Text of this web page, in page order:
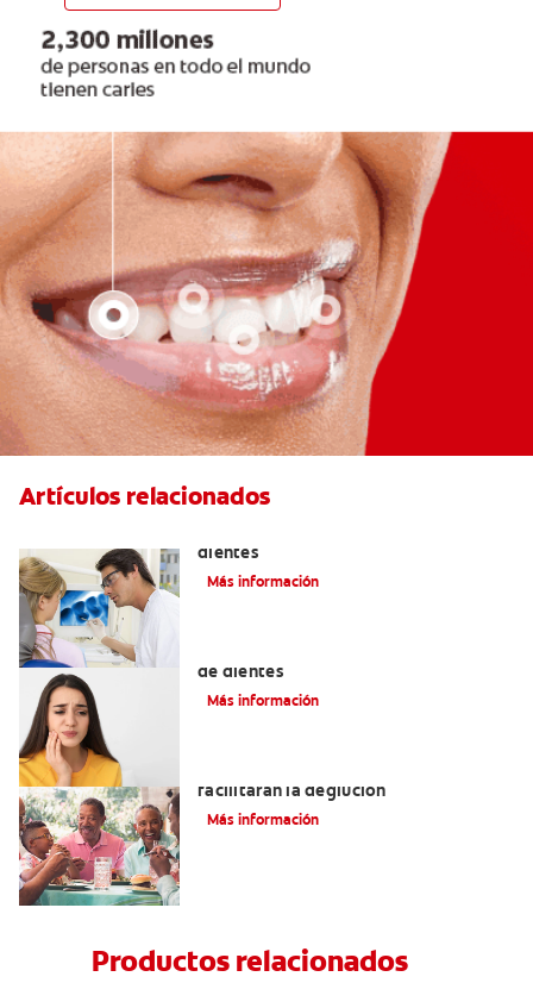
Artículos relacionados
dientes
Más información
de dientes
Más información
facilitarán la deglución
Más información
Productos relacionados